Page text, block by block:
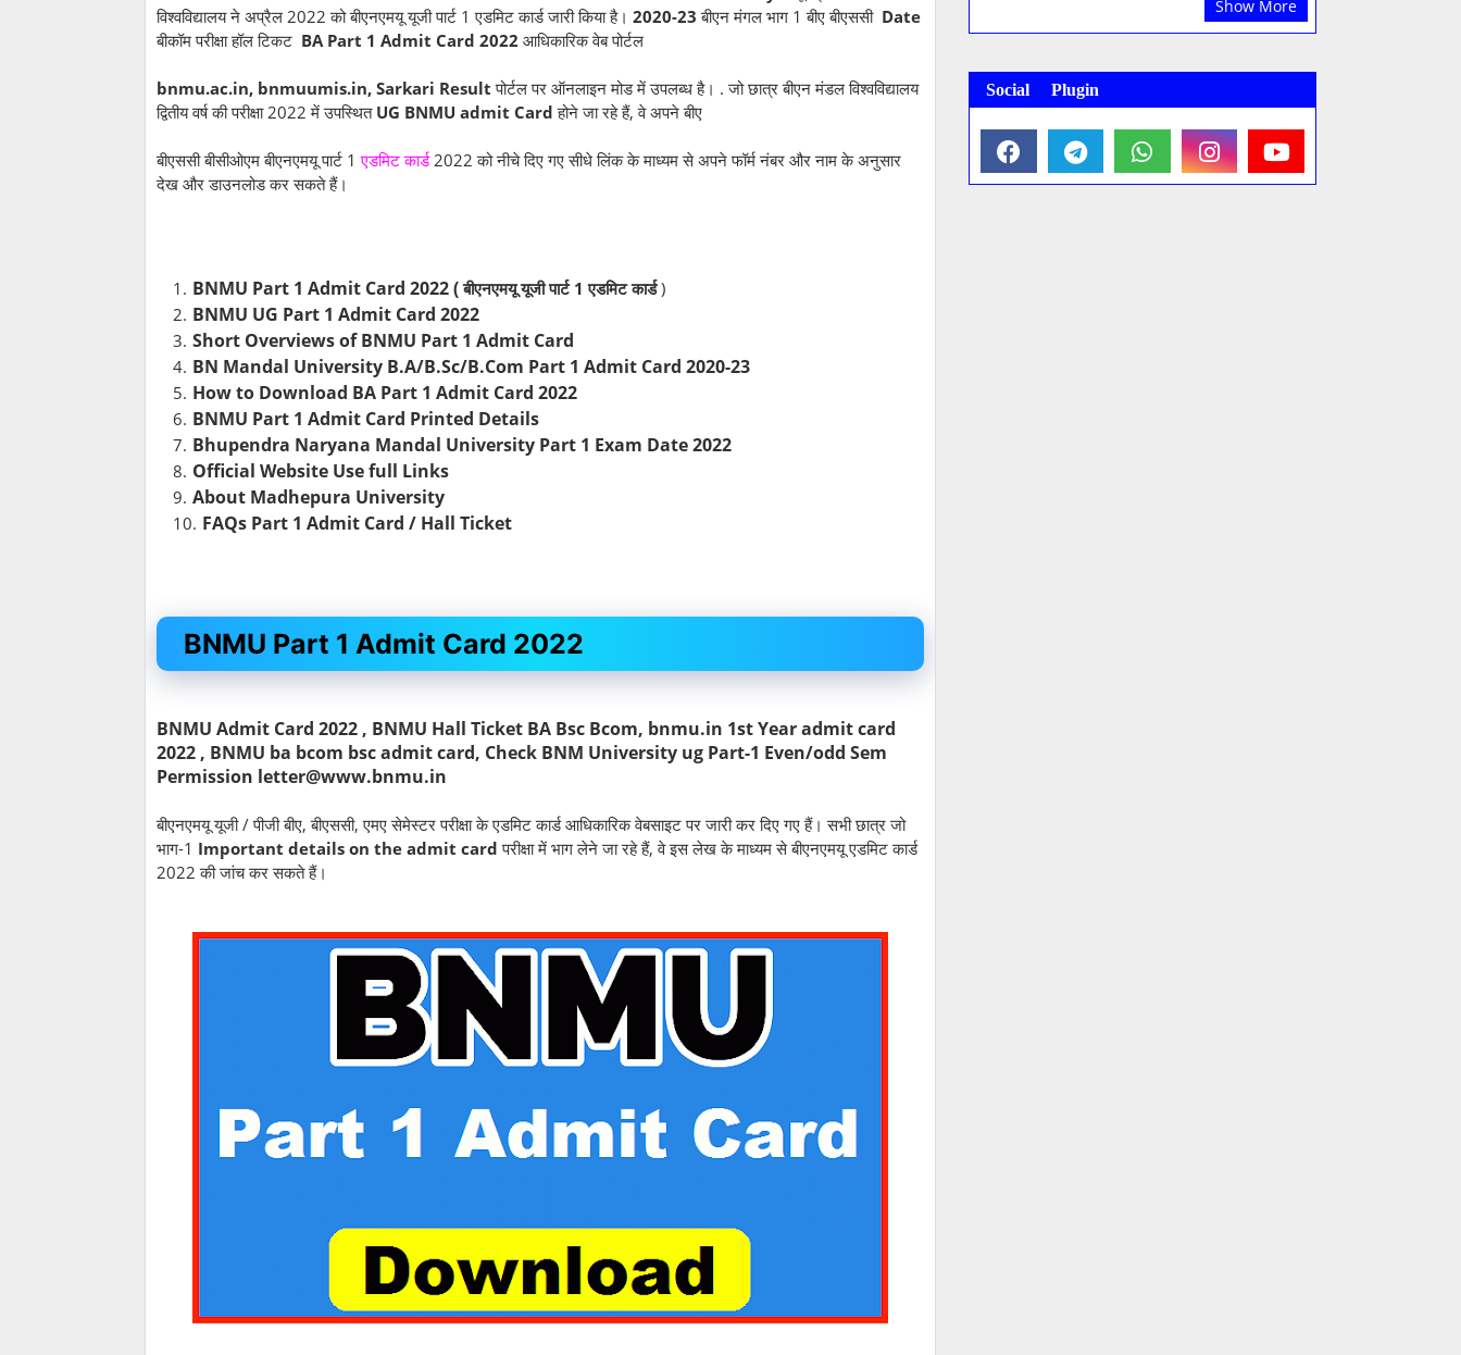
विश्वविद्यालय ने अप्रैल 2022 को बीएनएमयू यूजी पार्ट 1 एडमिट कार्ड जारी किया है। 2020-23 बीएन मंगल भाग 1 बीए बीएससी Date
बीकॉम परीक्षा हॉल टिकट BA Part 1 Admit Card 2022 आधिकारिक वेब पोर्टल
bnmu.ac.in, bnmuumis.in, Sarkari Result पोर्टल पर ऑनलाइन मोड में उपलब्ध है। . जो छात्र बीएन मंडल विश्वविद्यालय
द्वितीय वर्ष की परीक्षा 2022 में उपस्थित UG BNMU admit Card होने जा रहे हैं, वे अपने बीए
बीएससी बीसीओएम बीएनएमयू पार्ट 1एडमिट कार्ड2022 को नीचे दिए गए सीधे लिंक के माध्यम से अपने फॉर्म नंबर और नाम के अनुसार
देख और डाउनलोड कर सकते हैं।
BNMU Part 1 Admit Card 2022 (बीएनएमयू यूजी पार्ट 1 एडमिट कार्ड)
BNMU UG Part 1 Admit Card 2022
Short Overviews of BNMU Part 1 Admit Card
BN Mandal University B.A/B.Sc/B.Com Part 1 Admit Card 2020-23
How to Download BA Part 1 Admit Card 2022
BNMU Part 1 Admit Card Printed Details
Bhupendra Naryana Mandal University Part 1 Exam Date 2022
Official Website Use full Links
About Madhepura University
FAQs Part 1 Admit Card / Hall Ticket
BNMU Part 1 Admit Card 2022
BNMU Admit Card 2022 , BNMU Hall Ticket BA Bsc Bcom, bnmu.in 1st Year admit card
2022 , BNMU ba bcom bsc admit card, Check BNM University ug Part-1 Even/odd Sem
Permission letter@www.bnmu.in
बीएनएमयू यूजी / पीजी बीए, बीएससी, एमए सेमेस्टर परीक्षा के एडमिट कार्ड आधिकारिक वेबसाइट पर जारी कर दिए गए हैं। सभी छात्र जो
भाग-1 Important details on the admit card परीक्षा में भाग लेने जा रहे हैं, वे इस लेख के माध्यम से बीएनएमयू एडमिट कार्ड
2022 की जांच कर सकते हैं।
Show More
Social Plugin